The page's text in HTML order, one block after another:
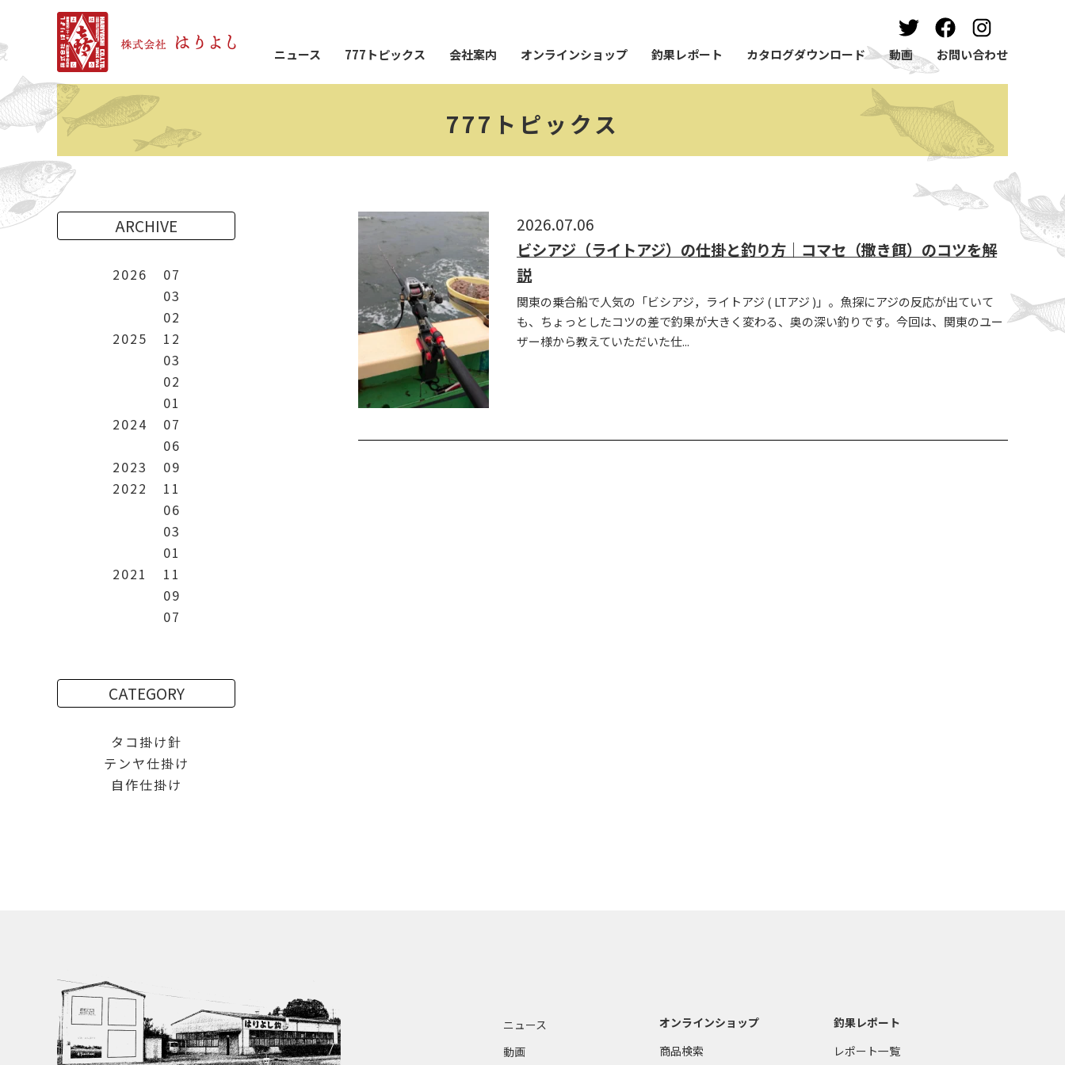
ニュース 777トピックス 会社案内 オンラインショップ 釣果レポート カタログダウンロード 動画 お問い合わせ
777トピックス
2026.07.06
ビシアジ（ライトアジ）の仕掛と釣り方｜コマセ（撒き餌）のコツを解
説
関東の乗合船で人気の「ビシアジ，ライトアジ ( LTアジ )」。魚探にアジの反応が出ていて
も、ちょっとしたコツの差で釣果が大きく変わる、奥の深い釣りです。今回は、関東のユー
ザー様から教えていただいた仕...
ARCHIVE
2026
07
03
02
2025
12
03
02
01
2024
07
06
2023
09
2022
11
06
03
01
2021
11
09
07
CATEGORY
タコ掛け針
テンヤ仕掛け
自作仕掛け
ニュース
動画
オンラインショップ
商品検索
釣果レポート
レポート一覧